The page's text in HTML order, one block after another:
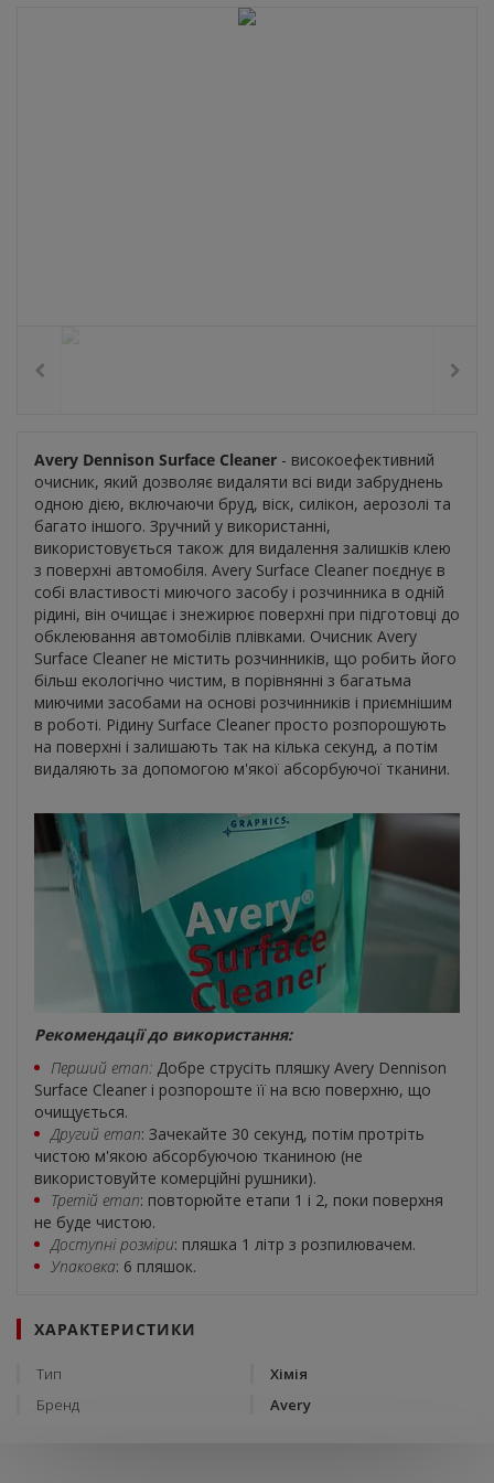
Avery Dennison Surface Cleaner - високоефективний
очисник, який дозволяє видаляти всі види забруднень
одною дією, включаючи бруд, віск, силікон, аерозолі та
багато іншого. Зручний у використанні,
використовується також для видалення залишків клею
з поверхні автомобіля. Avery Surface Cleaner поєднує в
собі властивості миючого засобу і розчинника в одній
рідині, він очищає і знежирює поверхні при підготовці до
обклеювання автомобілів плівками. Очисник Avery
Surface Cleaner не містить розчинників, що робить його
більш екологічно чистим, в порівнянні з багатьма
миючими засобами на основі розчинників і приємнішим
в роботі. Рідину Surface Cleaner просто розпорошують
на поверхні і залишають так на кілька секунд, а потім
видаляють за допомогою м'якої абсорбуючої тканини.
Рекомендації до використання:
Перший етап: Добре струсіть пляшку Avery Dennison
Surface Cleaner і розпороште її на всю поверхню, що
очищується.
Другий етап: Зачекайте 30 секунд, потім протріть
чистою м'якою абсорбуючою тканиною (не
використовуйте комерційні рушники).
Третій етап: повторюйте етапи 1 і 2, поки поверхня
не буде чистою.
Доступні розміри: пляшка 1 літр з розпилювачем.
Упаковка: 6 пляшок.
ХАРАКТЕРИСТИКИ
Тип
Хімія
Бренд
Avery